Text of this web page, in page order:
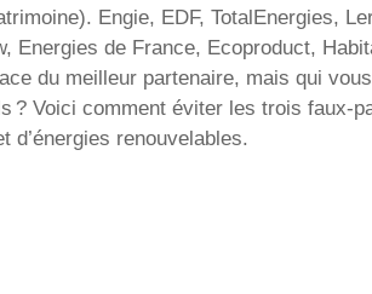
Engie, EDF, TotalEnergies,
Energies de France, Ecoproduct,
du meilleur partenaire, mais qui
? Voici comment éviter les trois faux-
d’énergies renouvelables.